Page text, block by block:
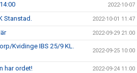
2022-10-07
Stanstad. 2022-10-01 11:47
2022-09-29 21:00
Kvidinge IBS 25/9 KL.
2022-09-25 10:00
har ordet! 2022-09-24 11:00